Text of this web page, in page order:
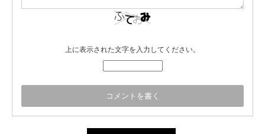
上に表示された文字を入力してください。